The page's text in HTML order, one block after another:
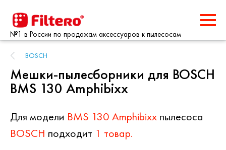
№1 в России по продажам аксессуаров к пылесосам
BOSCH
Мешки-пылесборники для BOSCH
BMS 130 Amphibixx
Для модели BMS 130 Amphibixx пылесоса
BOSCH подходит 1 товар.